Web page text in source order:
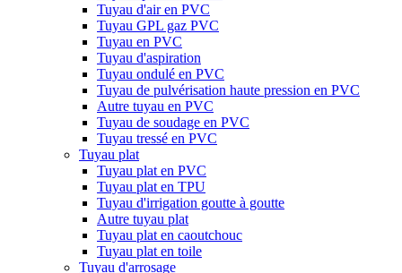
Tuyau d'air en PVC
Tuyau GPL gaz PVC
Tuyau en PVC
Tuyau d'aspiration
Tuyau ondulé en PVC
Tuyau de pulvérisation haute pression en PVC
Autre tuyau en PVC
Tuyau de soudage en PVC
Tuyau tressé en PVC
Tuyau plat
Tuyau plat en PVC
Tuyau plat en TPU
Tuyau d'irrigation goutte à goutte
Autre tuyau plat
Tuyau plat en caoutchouc
Tuyau plat en toile
Tuyau d'arrosage